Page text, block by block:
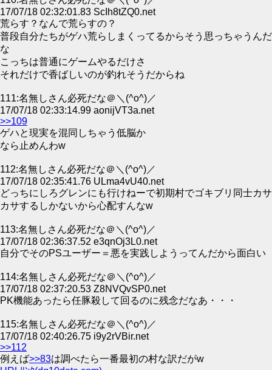
17/07/18 02:32:01.83 ScIh8tZQ0.net
荒らす？なんで荒らすの？
普段自分たちがゲハ荒らしまくってるからそう思っちゃうんだ
な
こっちは普通にゲームやるだけさ
それだけで香ばしいのが釣れそうだからね
111:名無しさん必死だな＠＼(^o^)／
17/07/18 02:33:14.99 aonijVT3a.net
>>109
ゲハと現実を混同しちゃう低脳か
なら止めんわw
112:名無しさん必死だな＠＼(^o^)／
17/07/18 02:35:41.76 ULma4vU40.net
どっちにしろグレンにも行けねーで初期村でゴキブリ同士カサ
カサするしかないから心配すんなw
113:名無しさん必死だな＠＼(^o^)／
17/07/18 02:36:37.52 e3qnOj3L0.net
自分でそのPSユーザー＝悪を実践しようってんだから面白い
114:名無しさん必死だな＠＼(^o^)／
17/07/18 02:37:20.53 Z8NVQvSP0.net
PK機能あったら任豚殺して回るのに残念だなあ・・・
115:名無しさん必死だな＠＼(^o^)／
17/07/18 02:40:26.75 i9y2rVBir.net
>>112
例えば>>83は調べたら一番最初の村な訳だがw